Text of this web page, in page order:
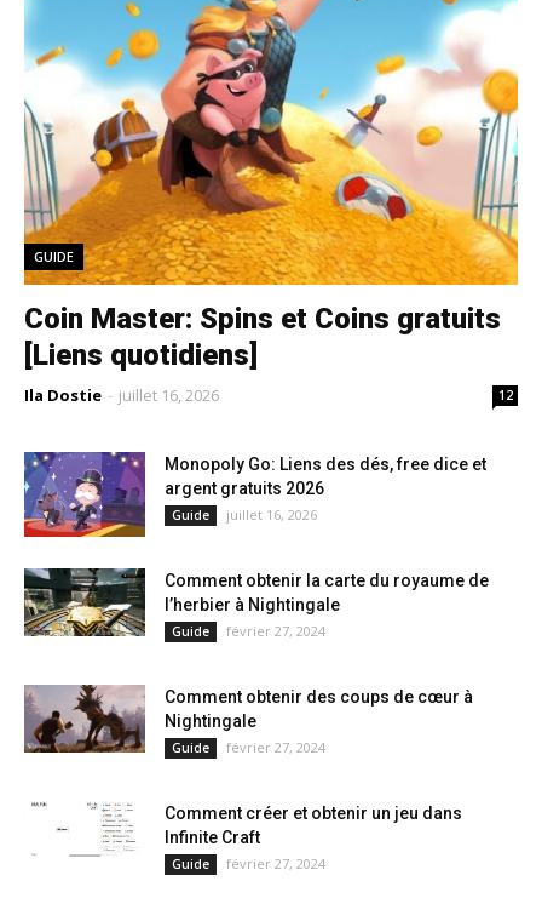
GUIDE
Coin Master: Spins et Coins gratuits
[Liens quotidiens]
Ila Dostie - juillet 16, 2026 12
Monopoly Go: Liens des dés, free dice et
argent gratuits 2026
Guide juillet 16, 2026
Comment obtenir la carte du royaume de
l’herbier à Nightingale
Guide février 27, 2024
Comment obtenir des coups de cœur à
Nightingale
Guide février 27, 2024
Comment créer et obtenir un jeu dans
Infinite Craft
Guide février 27, 2024